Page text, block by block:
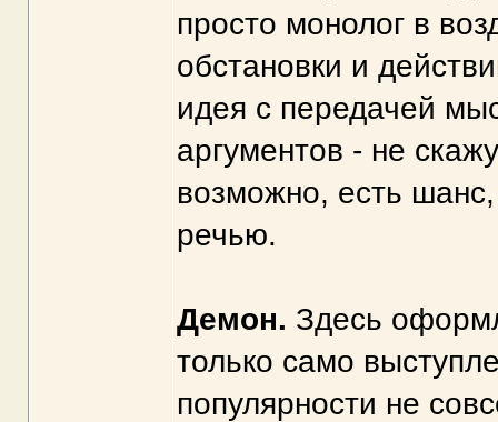
просто монолог в
обстановки и
идея с передачей
аргументов - не
возможно, есть
речью.
Демон. Здесь
только само
популярности не